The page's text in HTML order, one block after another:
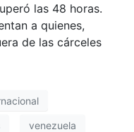
las 48 horas.
a quienes,
de las cárceles
venezuela